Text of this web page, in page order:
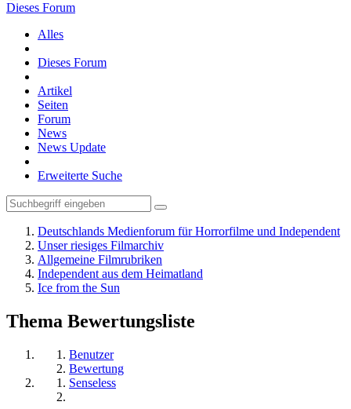
Dieses Forum
Alles
Dieses Forum
Artikel
Seiten
Forum
News
News Update
Erweiterte Suche
Deutschlands Medienforum für Horrorfilme und Independent
Unser riesiges Filmarchiv
Allgemeine Filmrubriken
Independent aus dem Heimatland
Ice from the Sun
Thema Bewertungsliste
Benutzer
Bewertung
Senseless